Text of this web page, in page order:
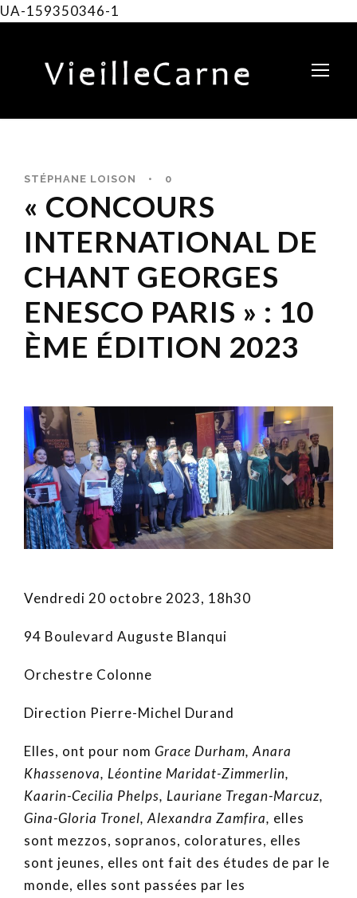
UA-159350346-1
STÉPHANE LOISON • 0
« CONCOURS
INTERNATIONAL DE
CHANT GEORGES
ENESCO PARIS » : 10
ÈME ÉDITION 2023
Vendredi 20 octobre 2023, 18h30
94 Boulevard Auguste Blanqui
Orchestre Colonne
Direction Pierre-Michel Durand
Elles, ont pour nom Grace Durham, Anara
Khassenova, Léontine Maridat-Zimmerlin,
Kaarin-Cecilia Phelps, Lauriane Tregan-Marcuz,
Gina-Gloria Tronel, Alexandra Zamfira, elles
sont mezzos, sopranos, coloratures, elles
sont jeunes, elles ont fait des études de par le
monde, elles sont passées par les